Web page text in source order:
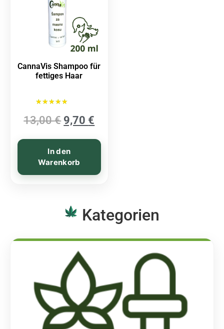
CannaVis Shampoo für
fettiges Haar
5.00
von 5
13,00€ 9,70 €
In den
Warenkorb
Kategorien